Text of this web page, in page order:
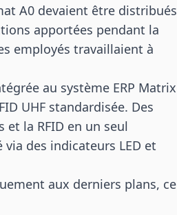
A0 devaient être distribués
apportées pendant la
employés travaillaient à
au système ERP Matrix
UHF standardisée. Des
la RFID en un seul
des indicateurs LED et
aux derniers plans, ce